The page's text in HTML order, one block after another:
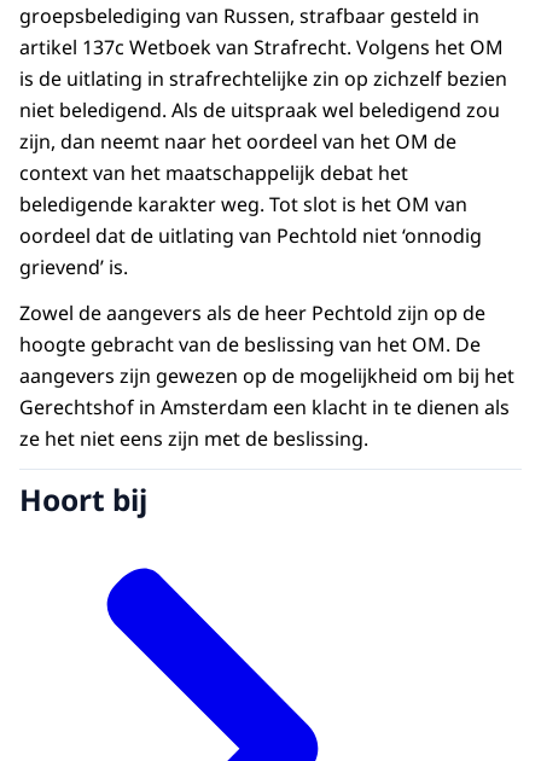
groepsbelediging van Russen, strafbaar gesteld in
artikel 137c Wetboek van Strafrecht. Volgens het OM
is de uitlating in strafrechtelijke zin op zichzelf bezien
niet beledigend. Als de uitspraak wel beledigend zou
zijn, dan neemt naar het oordeel van het OM de
context van het maatschappelijk debat het
beledigende karakter weg. Tot slot is het OM van
oordeel dat de uitlating van Pechtold niet ‘onnodig
grievend’ is.
Zowel de aangevers als de heer Pechtold zijn op de
hoogte gebracht van de beslissing van het OM. De
aangevers zijn gewezen op de mogelijkheid om bij het
Gerechtshof in Amsterdam een klacht in te dienen als
ze het niet eens zijn met de beslissing.
Hoort bij